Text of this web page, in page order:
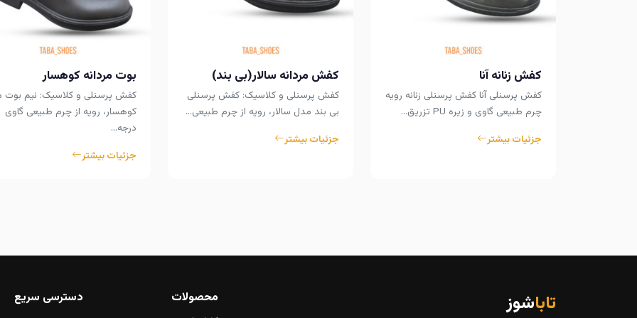
کفش زنانه آنا
کفش پرسنلی آنا کفش پرسنلی زنانه رویه
چرم طبیعی گاوی و زیره PU تزریق…
جزئیات بیشتر
کفش مردانه سالار(بی بند)
کفش پرسنلی و کلاسیک: کفش پرسنلی
بی بند مدل سالار، رویه از چرم طبیعی…
جزئیات بیشتر
بوت مردانه کوهسار
کفش پرسنلی و کلاسیک: نیم بوت
کوهسار، رویه از چرم طبیعی گاوی
درجه…
جزئیات بیشتر
تاباشوز محصولات دسترسی سریع